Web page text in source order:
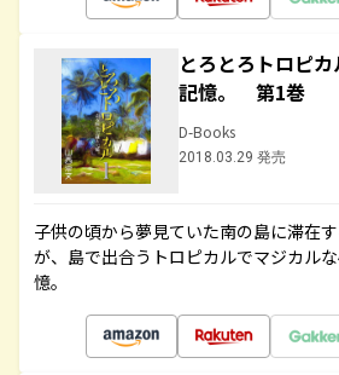
とろとろトロピ
記憶。 第1巻
D-Books
2018.03.29 発売
子供の頃から夢見ていた南の島に滞在
が、島で出合うトロピカルでマジカル
憶。